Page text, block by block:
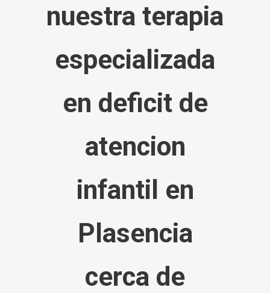
nuestra terapia
especializada
en deficit de
atencion
infantil en
Plasencia
cerca de